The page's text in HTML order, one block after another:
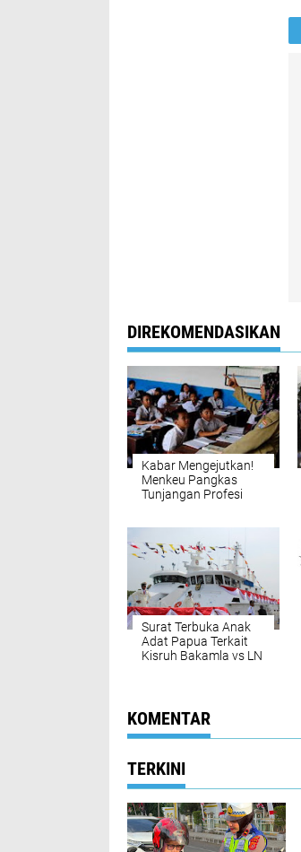
DIREKOMENDASIKAN
Kabar Mengejutkan!
Menkeu Pangkas
Tunjangan Profesi
Surat Terbuka Anak
Adat Papua Terkait
Kisruh Bakamla vs LN
KOMENTAR
TERKINI